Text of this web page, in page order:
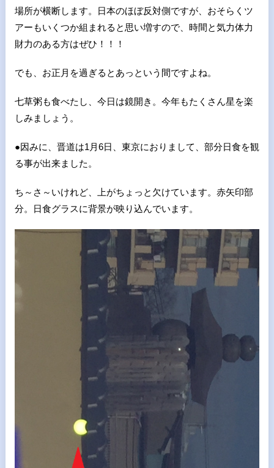
場所が横断します。日本のほぼ反対側ですが、おそらくツ
アーもいくつか組まれると思い増すので、時間と気力体力
財力のある方はぜひ！！！
でも、お正月を過ぎるとあっという間ですよね。
七草粥も食べたし、今日は鏡開き。今年もたくさん星を楽
しみましょう。
●因みに、晋道は1月6日、東京におりまして、部分日食を観
る事が出来ました。
ち～さ～いけれど、上がちょっと欠けています。赤矢印部
分。日食グラスに背景が映り込んでいます。